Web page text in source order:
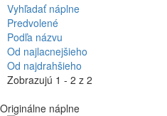
Vyhľadať náplne
Predvolené
Podľa názvu
Od najlacnejšieho
Od najdrahšieho
Zobrazujú 1 - 2 z 2
Originálne náplne